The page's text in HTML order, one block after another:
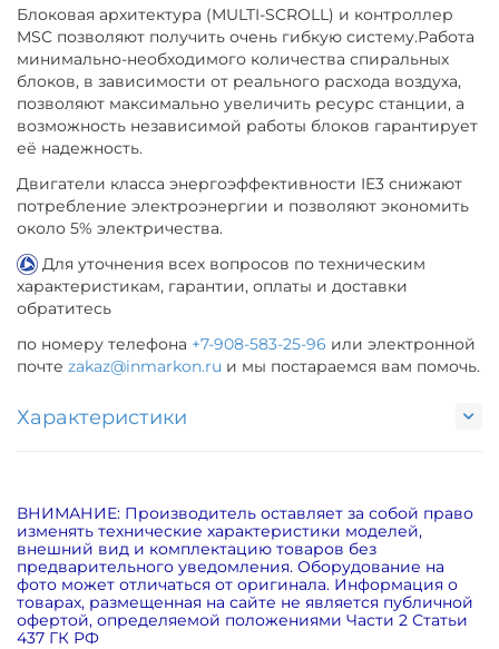
Блоковая архитектура (MULTI-SCROLL) и контроллер
MSC позволяют получить очень гибкую систему.Работа
минимально-необходимого количества спиральных
блоков, в зависимости от реального расхода воздуха,
позволяют максимально увеличить ресурс станции, а
возможность независимой работы блоков гарантирует
её надежность.
Двигатели класса энергоэффективности IE3 снижают
потребление электроэнергии и позволяют экономить
около 5% электричества.
Для уточнения всех вопросов по техническим
характеристикам, гарантии, оплаты и доставки
обратитесь
по номеру телефона +7-908-583-25-96 или электронной
почтеzakaz@inmarkon.ru и мы постараемся вам помочь.
Характеристики
ВНИМАНИЕ: Производитель оставляет за собой право
изменять технические характеристики моделей,
внешний вид и комплектацию товаров без
предварительного уведомления. Оборудование на
фото может отличаться от оригинала. Информация о
товарах, размещенная на сайте не является публичной
офертой, определяемой положениями Части 2 Статьи
437 ГК РФ